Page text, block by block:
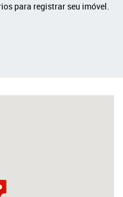
para registrar seu imóvel.